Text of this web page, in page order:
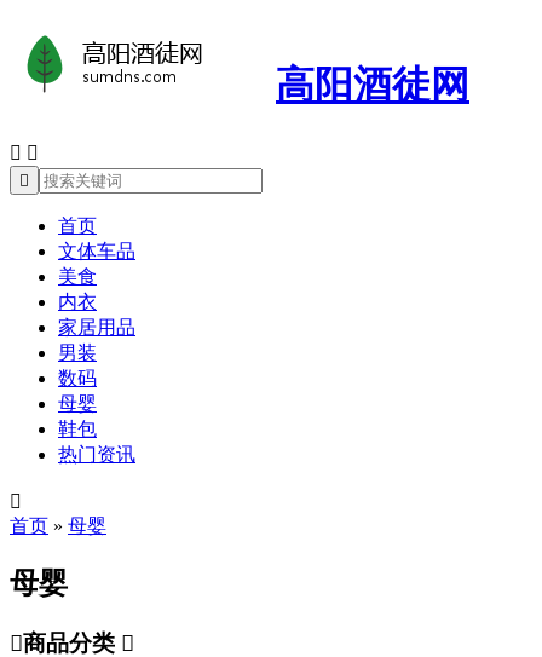
高阳酒徒网
 

首页
文体车品
美食
内衣
家居用品
男装
数码
母婴
鞋包
热门资讯

首页 » 母婴
母婴
商品分类 